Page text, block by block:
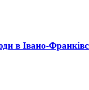
в Івано-